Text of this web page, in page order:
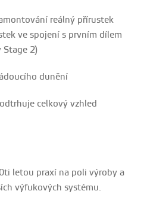
reálný přírustek
ve spojení s prvním dílem
2)
dunění
celkový vzhled
letou praxí na poli výroby a
výfukových systému.